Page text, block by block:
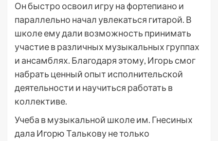
Он быстро освоил игру на фортепиано и
параллельно начал увлекаться гитарой. В
школе ему дали возможность принимать
участие в различных музыкальных группах
и ансамблях. Благодаря этому, Игорь смог
набрать ценный опыт исполнительской
деятельности и научиться работать в
коллективе.
Учеба в музыкальной школе им. Гнесиных
дала Игорю Талькову не только